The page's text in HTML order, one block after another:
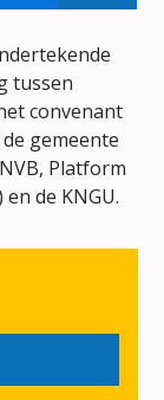
tussen
convenant
gemeente
Platform
de KNGU.